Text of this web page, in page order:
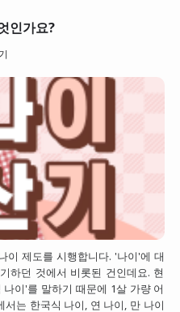
인가요?
이 제도를 시행합니다. '나이'에 대
하던 것에서 비롯된 건인데요. 현
이'를 말하기 때문에 1살 가량 어
는 한국식 나이, 연 나이, 만 나이